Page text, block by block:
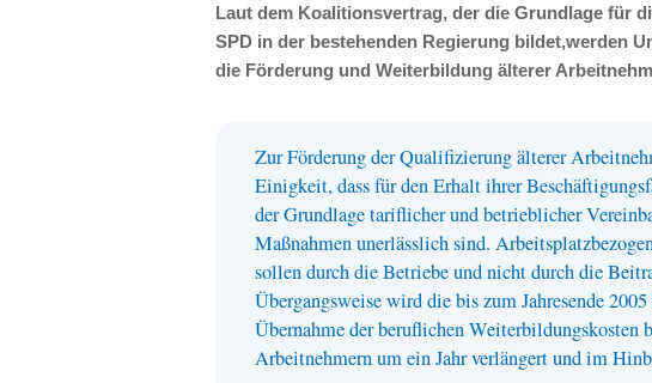
Laut dem Koalitionsvertrag, der die Grundlage für
SPD in der bestehenden Regierung bildet,werden
die Förderung und Weiterbildung älterer
Zur Förderung der Qualifizierung älterer
Einigkeit, dass für den Erhalt ihrer
der Grundlage tariflicher und betrieblicher
Maßnahmen unerlässlich sind.
sollen durch die Betriebe und nicht durch die
Übergangsweise wird die bis zum Jahresende
Übernahme der beruflichen Weiterbildungskosten
Arbeitnehmern um ein Jahr verlängert und im